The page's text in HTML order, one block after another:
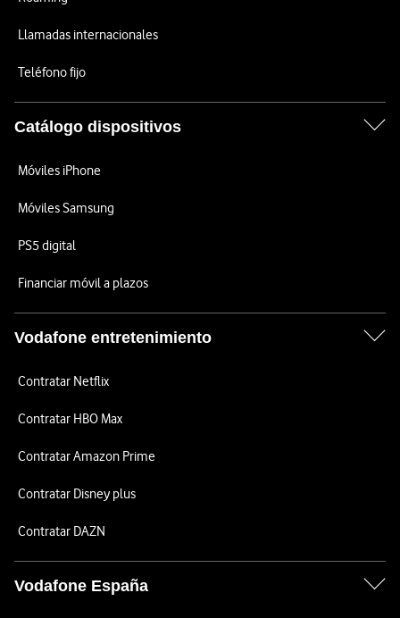
Llamadas internacionales
Teléfono fijo
Catálogo dispositivos
Móviles iPhone
Móviles Samsung
PS5 digital
Financiar móvil a plazos
Vodafone entretenimiento
Contratar Netflix
Contratar HBO Max
Contratar Amazon Prime
Contratar Disney plus
Contratar DAZN
Vodafone España